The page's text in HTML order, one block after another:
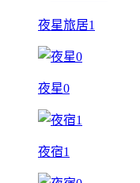
夜星旅居1
夜星0
夜宿1